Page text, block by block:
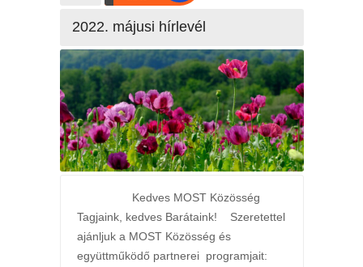
2022. májusi hírlevél
Kedves MOST Közösség
Tagjaink, kedves Barátaink! Szeretettel
ajánljuk a MOST Közösség és
együttműködő partnerei programjait: